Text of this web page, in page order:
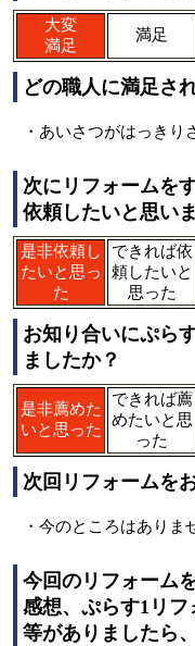
大変
満足
満足
どの職人に満足さ
・あいさつがはっきり
次にリフォームを
依頼したいと思い
是非依頼し
たいと思っ
た
できれば依
頼したいと
思った
お知り合いにぷら
ましたか？
是非薦めた
いと思った
できれば薦
めたいと思
った
次回リフォームを
・今のところはありま
今回のリフォーム
感想、ぷらす1リ
等がありましたら